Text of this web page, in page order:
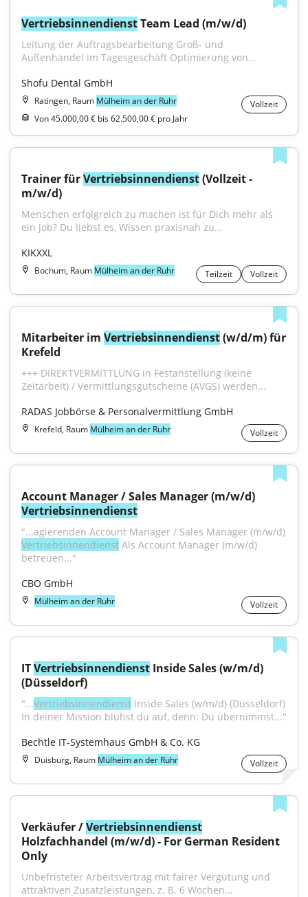
Vertriebsinnendienst Team Lead (m/w/d)
Leitung der Auftragsbearbeitung Groß- und
Außenhandel im Tagesgeschäft Optimierung von...
Shofu Dental GmbH
Ratingen, Raum Mülheim an der Ruhr
Vollzeit
Von 45.000,00 € bis 62.500,00 € pro Jahr
Trainer für Vertriebsinnendienst (Vollzeit -
m/w/d)
Menschen erfolgreich zu machen ist für Dich mehr als
ein Job? Du liebst es, Wissen praxisnah zu...
KIKXXL
Bochum, Raum Mülheim an der Ruhr Teilzeit Vollzeit
Mitarbeiter im Vertriebsinnendienst (w/d/m) für
Krefeld
+++ DIREKTVERMITTLUNG in Festanstellung (keine
Zeitarbeit) / Vermittlungsgutscheine (AVGS) werden...
RADAS Jobbörse & Personalvermittlung GmbH
Krefeld, Raum Mülheim an der Ruhr Vollzeit
Vertriebsinnendienst
Vertriebsinnendienst Als Account Manager (m/w/d)
betreuen..."
CBO GmbH
Mülheim an der Ruhr Vollzeit
IT Vertriebsinnendienst Inside Sales (w/m/d)
(Düsseldorf)
"...Vertriebsinnendienst Inside Sales (w/m/d) (Düsseldorf)
In deiner Mission blühst du auf, denn: Du übernimmst..."
Bechtle IT-Systemhaus GmbH & Co. KG
Duisburg, Raum Mülheim an der Ruhr Vollzeit
Verkäufer / Vertriebsinnendienst
Holzfachhandel (m/w/d) - For German Resident
Only
Unbefristeter Arbeitsvertrag mit fairer Vergütung und
attraktiven Zusatzleistungen, z. B. 6 Wochen...